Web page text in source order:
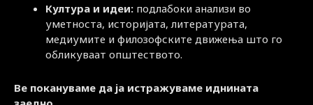
Култура и идеи: подлабоки анализи во
уметноста, историјата, литературата,
медиумите и филозофските движења што го
обликуваат општеството.
Ве покануваме да ја истражуваме иднината